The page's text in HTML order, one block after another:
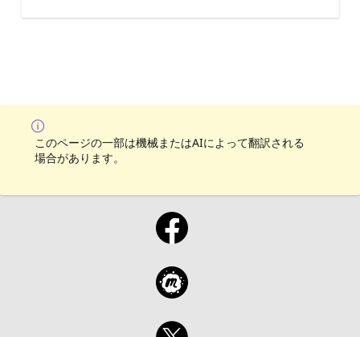
このページの一部は機械またはAIによって翻訳される
場合があります。